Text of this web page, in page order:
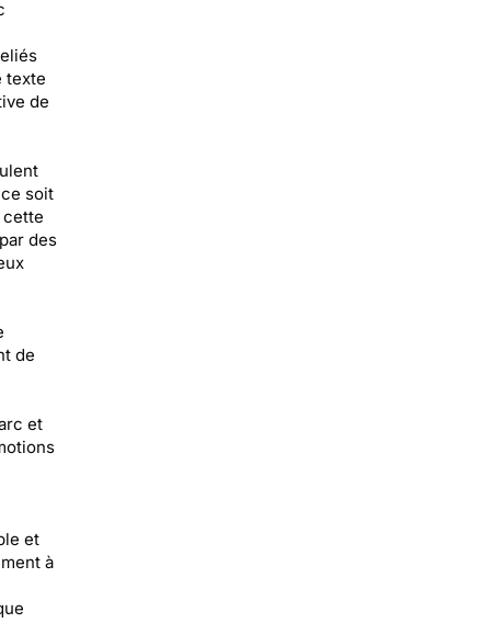
texte
de
soit
cette
des
de
et
et
à